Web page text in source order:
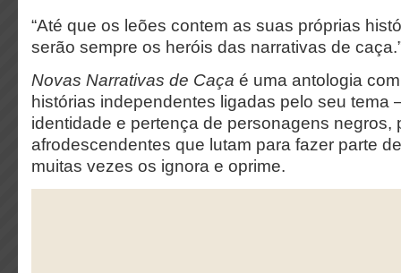
“Até que os leões contem as suas próprias
serão sempre os heróis das narrativas de
Novas Narrativas de Caça é uma antologia
histórias independentes ligadas pelo seu tema
identidade e pertença de personagens negros,
afrodescendentes que lutam para fazer parte
muitas vezes os ignora e oprime.